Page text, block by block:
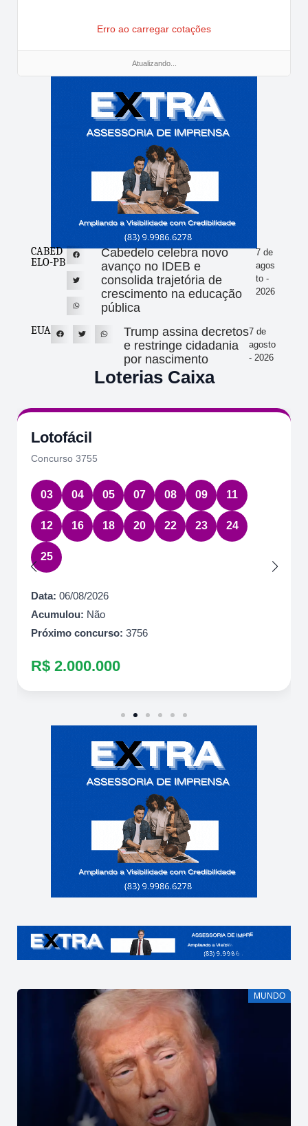
Erro ao carregar cotações
Atualizando...
CABED
ELO-PB
Cabedelo celebra novo
avanço no IDEB e
consolida trajetória de
crescimento na educação
pública
7 de
agos
to -
2026
EUA
Trump assina decretos
e restringe cidadania
por nascimento
7 de
agosto
- 2026
Loterias Caixa
Lotofácil
Concurso 3755
03 04 05 07 08 09 11
12 16 18 20 22 23 24
25
Data: 06/08/2026
Acumulou: Não
Próximo concurso: 3756
R$ 2.000.000
MUNDO